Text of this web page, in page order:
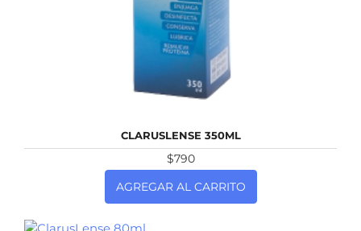
CLARUSLENSE 350ML
$790
AGREGAR AL CARRITO